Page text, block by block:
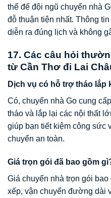
thể để đội ngũ chuyển nhà
đỗ thuận tiện nhất. Thông
diễn ra đúng lịch và không
17. Các câu hỏi
từ Cần Thơ đi Lai
Dịch vụ có hỗ trợ tháo lắp
Có, chuyển nhà Go cung
tháo và lắp lại các nội thất
giúp bạn tiết kiệm công sức
chuyển an toàn.
Giá trọn gói đã bao gồm
Giá chuyển nhà trọn gói
xếp, vận chuyển đường dài